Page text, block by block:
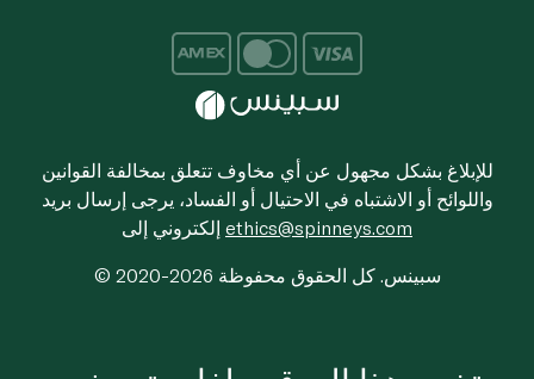
للإبلاغ بشكل مجهول عن أي مخاوف تتعلق بمخالفة القوانين
واللوائح أو الاشتباه في الاحتيال أو الفساد، يرجى إرسال بريد
ethics@spinneys.com
© 2020-2026 سبينس. كل الحقوق محفوظة